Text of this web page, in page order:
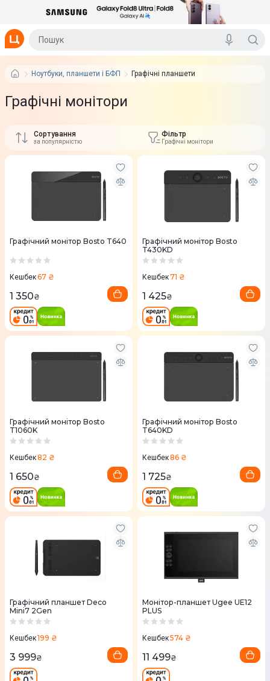
Ноутбуки, планшети і БФП Графічні планшети
Графічні монітори
Сортування
за популярністю
Фільтр
Графічні монітори
Графічний монітор Bosto T640
Кешбек67 ₴
1 350₴
Графічний монітор Bosto
T430KD
Кешбек71 ₴
1 425₴
Графічний монітор Bosto
T1060K
Кешбек82 ₴
1 650₴
Графічний монітор Bosto
T640KD
Кешбек86 ₴
1 725₴
Графічний планшет Deco
Mini7 2Gen
Кешбек199 ₴
3 999₴
Монітор-планшет Ugee UE12
PLUS
Кешбек574 ₴
11 499₴